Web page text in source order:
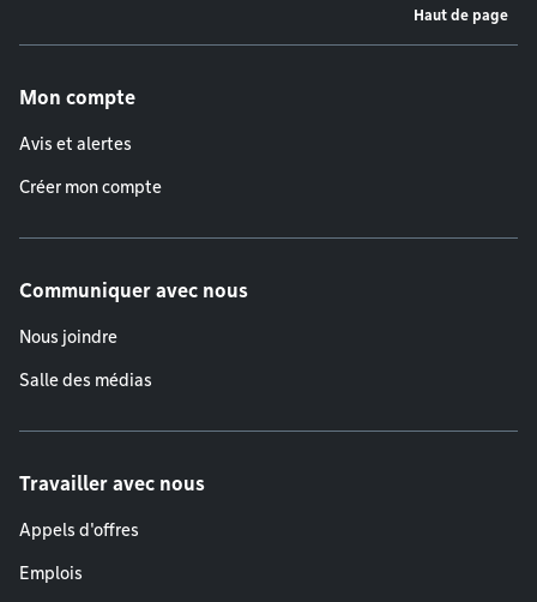
Haut de page
Mon compte
Avis et alertes
Créer mon compte
Communiquer avec nous
Nous joindre
Salle des médias
Travailler avec nous
Appels d'offres
Emplois